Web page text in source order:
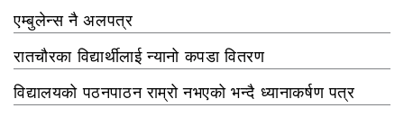
एम्बुलेन्स नै अलपत्र
रातचौरका विद्यार्थीलाई न्यानो कपडा वितरण
विद्यालयको पठनपाठन राम्रो नभएको भन्दै ध्यानाकर्षण पत्र